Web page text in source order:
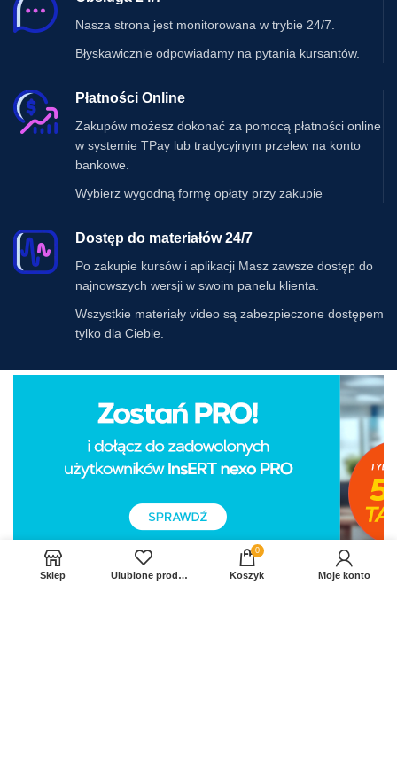
Nasza strona jest monitorowana w trybie 24/7.
Błyskawicznie odpowiadamy na pytania kursantów.
Płatności Online
Zakupów możesz dokonać za pomocą płatności online
w systemie TPay lub tradycyjnym przelew na konto
bankowe.
Wybierz wygodną formę opłaty przy zakupie
Dostęp do materiałów 24/7
Po zakupie kursów i aplikacji Masz zawsze dostęp do
najnowszych wersji w swoim panelu klienta.
Wszystkie materiały video są zabezpieczone dostępem
tylko dla Ciebie.
Sklep Ulubione produkty
0
Koszyk Moje konto